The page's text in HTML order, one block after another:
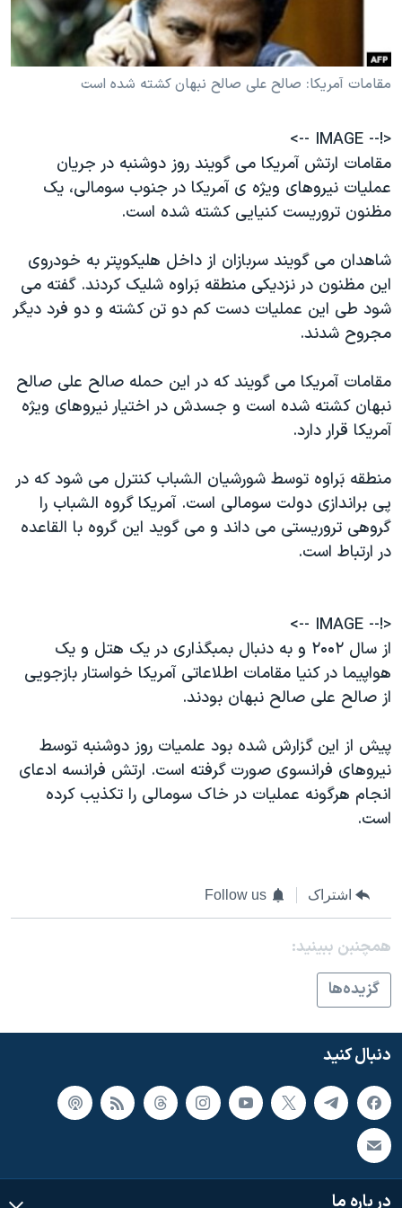
حقوق شهروندی
اقتصادی
اسرائیل در جنگ
گالری عکس
آرشیو پخش زنده
انتخابات ریاست جمهوری آمریکا ۲۰۲۴
حمله جمهوری اسلامی به اسرائیل
ورزش زنان در ایران
اعتراضات زن، زندگی، آزادی
مجموعه مستندهای دادخواهی
دادگاه حمید نوری
چهل سال گروگان‌گیری
قانون شفافیت دارائی کادر رهبری ایران
اعتراضات مردمی آبان ۹۸
اسرائیل در جنگ
نرگس محمدی برنده جایزه نوبل صلح
همایش محافظه‌کاران آمریکا «سی‌پک»
صفحه‌های ویژه
سفر پرزیدنت ترامپ به چین
زبانهای مختلف
مقامات آمريکا: صالح علی صالح نبهان کشته شده است
<!-- IMAGE -->
مقامات ارتش آمريکا می گويند روز دوشنبه در جريان
عمليات نيروهای ويژه ی آمريکا در جنوب سومالی، يک
مظنون تروريست کنيايی کشته شده است.
شاهدان می گويند سربازان از داخل هليکوپتر به خودروی
اين مظنون در نزديکی منطقه بَراوه شليک کردند. گفته می
شود طی اين عمليات دست کم دو تن کشته و دو فرد ديگر
مجروح شدند.
مقامات آمريکا می گويند که در اين حمله صالح علی صالح
نبهان کشته شده است و جسدش در اختيار نيروهای ويژه
آمريکا قرار دارد.
منطقه بَراوه توسط شورشيان الشباب کنترل می شود که در
پی براندازی دولت سومالی است. آمريکا گروه الشباب را
گروهی تروريستی می داند و می گويد اين گروه با القاعده
در ارتباط است.
<!-- IMAGE -->
از سال ۲۰۰۲ و به دنبال بمبگذاری در يک هتل و يک
هواپيما در کنيا مقامات اطلاعاتی آمريکا خواستار بازجويی
از صالح علی صالح نبهان بودند.
پيش از اين گزارش شده بود علميات روز دوشنبه توسط
نيروهای فرانسوی صورت گرفته است. ارتش فرانسه ادعای
انجام هرگونه عمليات در خاک سومالی را تکذيب کرده
است.
اشتراک Follow us
همچنبن ببینید:
گزيده‌ها
دنبال کنید
در باره ما